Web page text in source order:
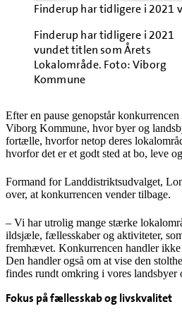
Finderup har tidligere i 2021
Finderup har tidligere i 2021
vundet titlen som Årets
Lokalområde. Foto: Viborg
Kommune
Efter en pause genopstår
Viborg Kommune, hvor byer og
fortælle, hvorfor netop deres
hvorfor det er et godt sted at bo, leve
Formand for Landdistriktsudvalget,
over, at konkurrencen vender tilbage.
– Vi har utrolig mange stærke
ildsjæle, fællesskaber og aktiviteter,
fremhævet. Konkurrencen handler
Den handler også om at vise den
findes rundt omkring i vores landsbyer
Fokus på fællesskab og livskvalitet